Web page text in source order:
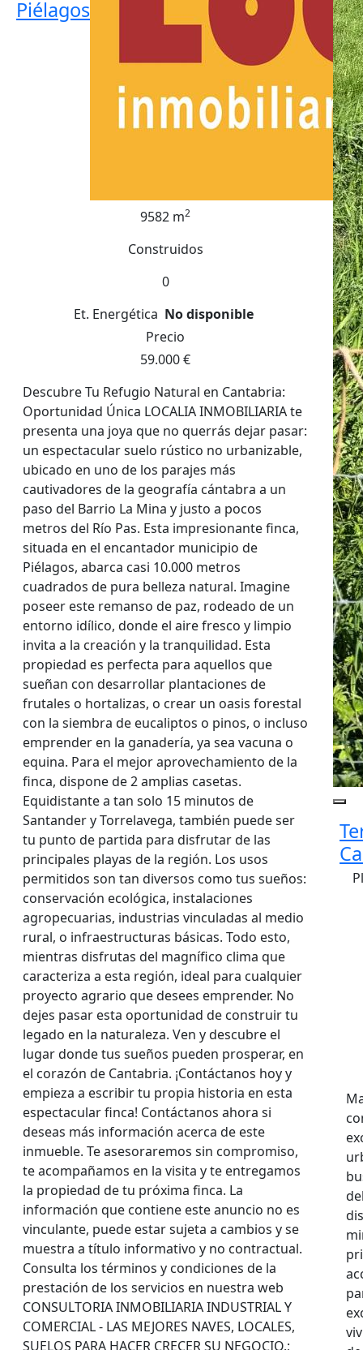
Piélagos
9582 m2
Construidos
0
Et. Energética No disponible
Precio
59.000 €
Descubre Tu Refugio Natural en Cantabria:
Oportunidad Única LOCALIA INMOBILIARIA te
presenta una joya que no querrás dejar pasar:
un espectacular suelo rústico no urbanizable,
ubicado en uno de los parajes más
cautivadores de la geografía cántabra a un
paso del Barrio La Mina y justo a pocos
metros del Río Pas. Esta impresionante finca,
situada en el encantador municipio de
Piélagos, abarca casi 10.000 metros
cuadrados de pura belleza natural. Imagine
poseer este remanso de paz, rodeado de un
entorno idílico, donde el aire fresco y limpio
invita a la creación y la tranquilidad. Esta
propiedad es perfecta para aquellos que
sueñan con desarrollar plantaciones de
frutales o hortalizas, o crear un oasis forestal
con la siembra de eucaliptos o pinos, o incluso
emprender en la ganadería, ya sea vacuna o
equina. Para el mejor aprovechamiento de la
finca, dispone de 2 amplias casetas.
Equidistante a tan solo 15 minutos de
Santander y Torrelavega, también puede ser
tu punto de partida para disfrutar de las
principales playas de la región. Los usos
permitidos son tan diversos como tus sueños:
conservación ecológica, instalaciones
agropecuarias, industrias vinculadas al medio
rural, o infraestructuras básicas. Todo esto,
mientras disfrutas del magnífico clima que
caracteriza a esta región, ideal para cualquier
proyecto agrario que desees emprender. No
dejes pasar esta oportunidad de construir tu
legado en la naturaleza. Ven y descubre el
lugar donde tus sueños pueden prosperar, en
el corazón de Cantabria. ¡Contáctanos hoy y
empieza a escribir tu propia historia en esta
espectacular finca! Contáctanos ahora si
deseas más información acerca de este
inmueble. Te asesoraremos sin compromiso,
te acompañamos en la visita y te entregamos
la propiedad de tu próxima finca. La
información que contiene este anuncio no es
vinculante, puede estar sujeta a cambios y se
muestra a título informativo y no contractual.
Consulta los términos y condiciones de la
prestación de los servicios en nuestra web
CONSULTORIA INMOBILIARIA INDUSTRIAL Y
COMERCIAL - LAS MEJORES NAVES, LOCALES,
SUELOS PARA HACER CRECER SU NEGOCIO.;